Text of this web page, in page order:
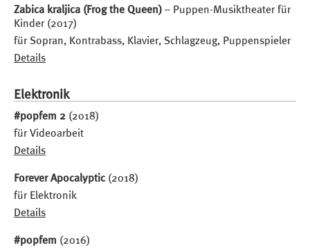
Zabica kraljica (Frog the Queen) – Puppen-Musiktheater für
Kinder (2017)
für Sopran, Kontrabass, Klavier, Schlagzeug, Puppenspieler
Details
Elektronik
#popfem 2 (2018)
für Videoarbeit
Details
Forever Apocalyptic(2018)
für Elektronik
Details
#popfem (2016)